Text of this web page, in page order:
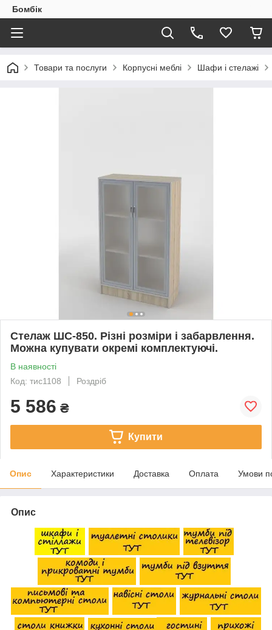
Бомбік
Товари та послуги Корпусні меблі Шафи і стелажі
Стелаж ШС-850. Різні розміри і забарвлення.
Можна купувати окремі комплектуючі.
В наявності
Код: тис1108
Роздріб
5 586 ₴
Купити
Опис Характеристики Доставка Оплата Умови
Опис